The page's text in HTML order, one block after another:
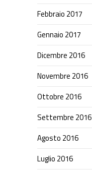
Febbraio 2017
Gennaio 2017
Dicembre 2016
Novembre 2016
Ottobre 2016
Settembre 2016
Agosto 2016
Luglio 2016